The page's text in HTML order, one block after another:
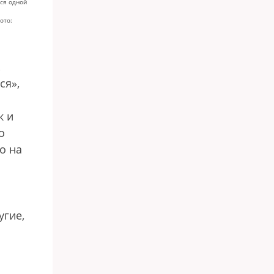
одной
и
на